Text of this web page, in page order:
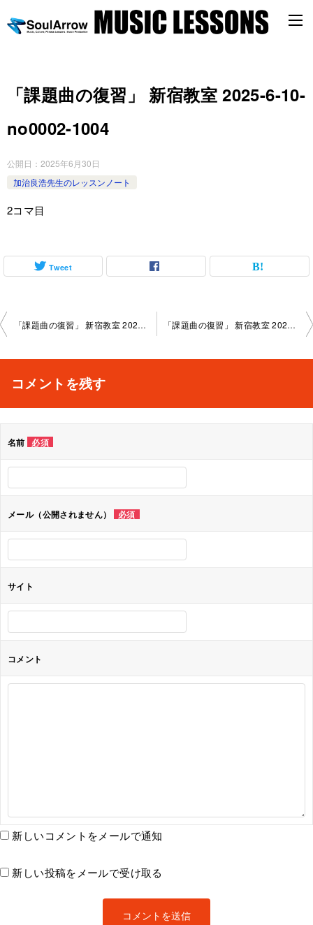
「課題曲の復習」 新宿教室 2025-6-10-
no0002-1004
公開日： 2025年6月30日
加治良浩先生のレッスンノート
2コマ目
Tweet
投
ビ
シ
ョ
ン
「課題曲の復習」 新宿教室 2025-6-10-no0002-1004 「課題曲の復習」 新宿教室 2025-6-10-no0002-1052
コメントを残す
名前 必須
メール（公開されません） 必須
サイト
コメント
新しいコメントをメールで通知
新しい投稿をメールで受け取る